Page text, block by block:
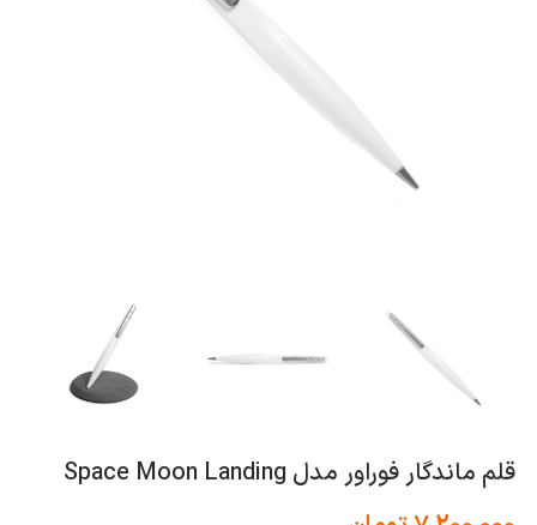
قلم ماندگار فوراور مدل Space Moon Landing